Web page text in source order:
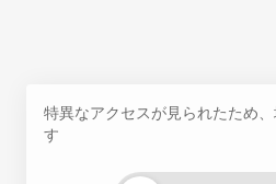
特異なアクセスが見られたため
す